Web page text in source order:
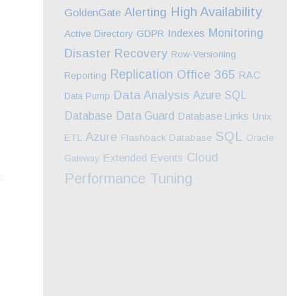
GoldenGate Alerting High Availability
Active Directory GDPR Indexes Monitoring
Disaster Recovery Row-Versioning
Reporting Replication Office 365 RAC
Data Pump Data Analysis Azure SQL
Database Data Guard Database Links Unix
ETL Azure Flashback Database SQL
Oracle
Gateway Extended Events Cloud
Performance Tuning